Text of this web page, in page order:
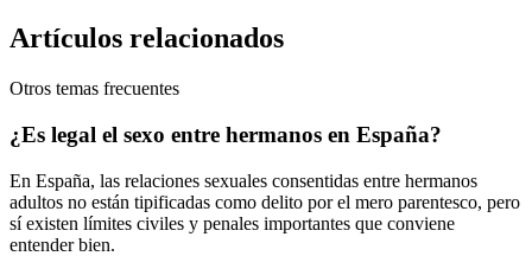
Artículos relacionados
Otros temas frecuentes
¿Es legal el sexo entre hermanos en España?
En España, las relaciones sexuales consentidas entre hermanos
adultos no están tipificadas como delito por el mero parentesco, pero
sí existen límites civiles y penales importantes que conviene
entender bien.